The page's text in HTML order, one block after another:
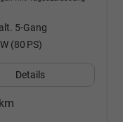
5-Gang
(80 PS)
Details